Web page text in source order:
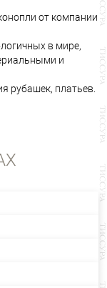
от компании
в мире,
и
рубашек, платьев.